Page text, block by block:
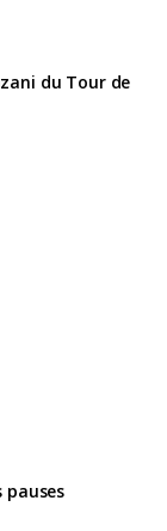
du Tour de
pauses